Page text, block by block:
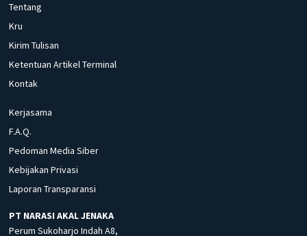
Tentang
Kru
Kirim Tulisan
Ketentuan Artikel Terminal
Kontak
Kerjasama
F.A.Q.
Pedoman Media Siber
Kebijakan Privasi
Laporan Transparansi
PT NARASI AKAL JENAKA
Perum Sukoharjo Indah A8,